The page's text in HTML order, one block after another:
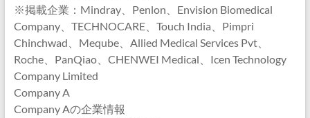
※掲載企業：Mindray、Penlon、Envision Biomedical
Company、TECHNOCARE、Touch India、Pimpri
Chinchwad、Meqube、Allied Medical Services Pvt、
Roche、PanQiao、CHENWEI Medical、Icen Technology
Company Limited
Company A
Company Aの企業情報